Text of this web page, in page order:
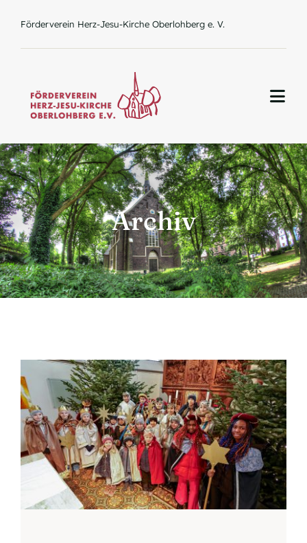
Inhalt
springen
Förderverein Herz-Jesu-Kirche Oberlohberg e. V.
Home
Über uns
Aktuelles
Kontakt
Mitglied werden
Archiv